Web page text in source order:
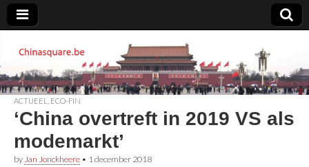
Chinasquare.be
ACTUEEL ECO-FIN
‘China overtreft in 2019 VS als
modemarkt’
by Jan Jonckheere • 1 december 2018